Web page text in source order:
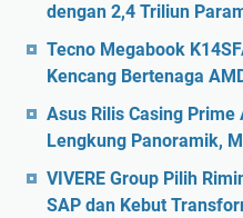
dengan 2,4 Triliun
Tecno Megabook
Kencang Bertenaga
Asus Rilis Casing Prime
Lengkung Panoramik,
VIVERE Group Pilih
SAP dan Kebut